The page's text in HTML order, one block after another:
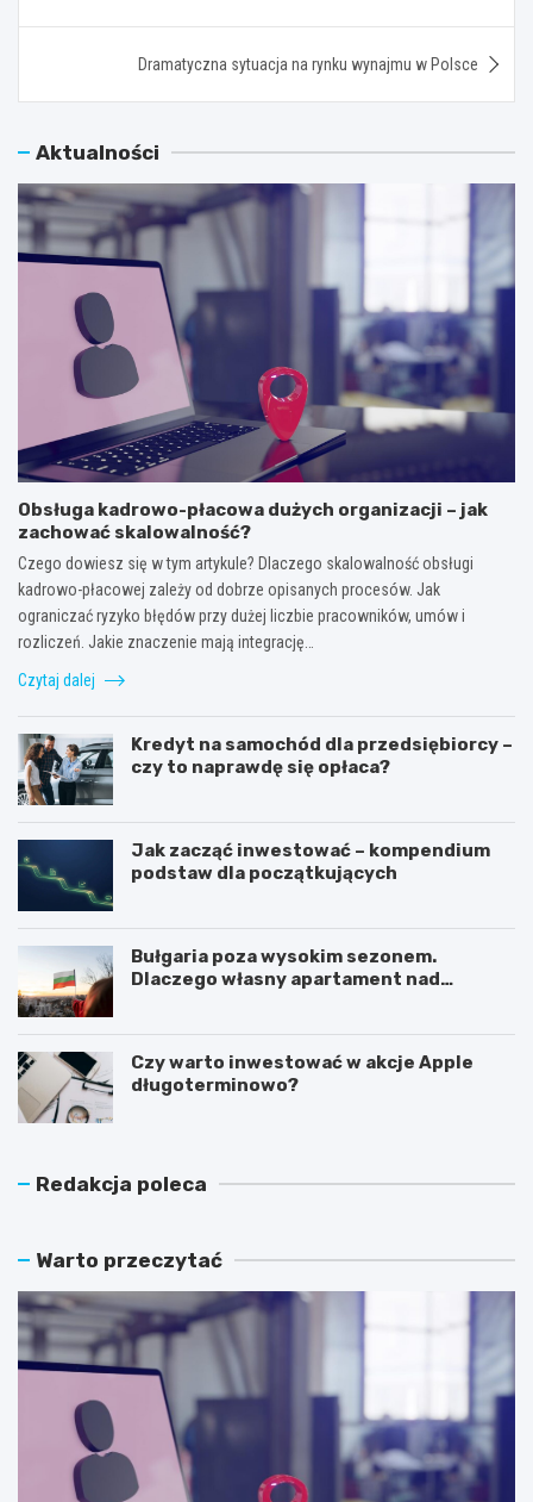
Dramatyczna sytuacja na rynku wynajmu w Polsce
Aktualności
Obsługa kadrowo-płacowa dużych organizacji – jak
zachować skalowalność?
Czego dowiesz się w tym artykule? Dlaczego skalowalność obsługi
kadrowo-płacowej zależy od dobrze opisanych procesów. Jak
ograniczać ryzyko błędów przy dużej liczbie pracowników, umów i
rozliczeń. Jakie znaczenie mają integrację…
Czytaj dalej
Kredyt na samochód dla przedsiębiorcy –
czy to naprawdę się opłaca?
Jak zacząć inwestować – kompendium
podstaw dla początkujących
Bułgaria poza wysokim sezonem.
Dlaczego własny apartament nad
Czy warto inwestować w akcje Apple
długoterminowo?
Redakcja poleca
Warto przeczytać